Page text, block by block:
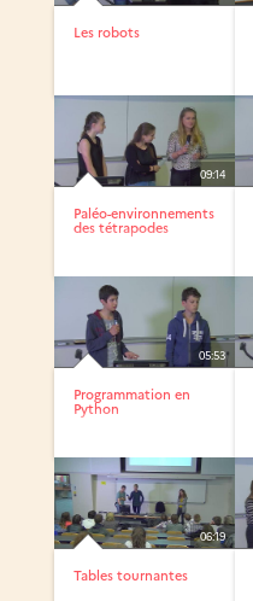
Les robots
09:14
Paléo-environnements
des tétrapodes
05:53
Programmation en
Python
06:19
Tables tournantes